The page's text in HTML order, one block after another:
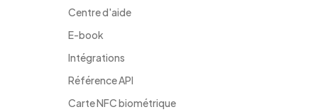
Centre d'aide
E-book
Intégrations
Référence API
Carte NFC biométrique